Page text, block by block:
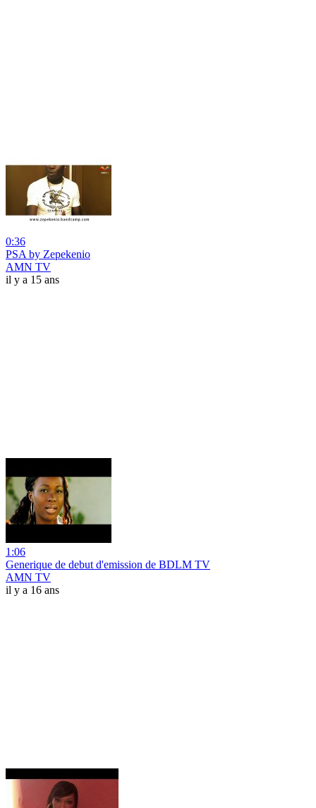
0:36
PSA by Zepekenio
AMN TV
il y a 15 ans
1:06
Generique de debut d'emission de BDLM TV
AMN TV
il y a 16 ans